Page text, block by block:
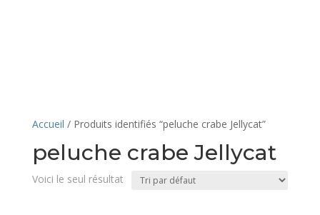
Accueil / Produits identifiés “peluche crabe Jellycat”
peluche crabe Jellycat
Voici le seul résultat